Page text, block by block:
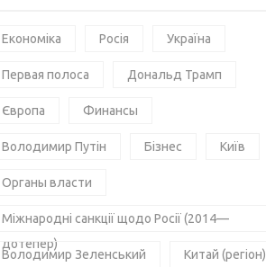
Економіка Росія Україна
Первая полоса Дональд Трамп
Європа Финансы
Володимир Путін Бізнес Київ
Органы власти
Міжнародні санкції щодо Росії (2014—
дотепер)
Володимир Зеленський Китай (регіон)